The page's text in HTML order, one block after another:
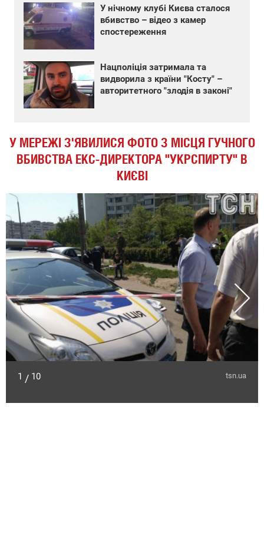
У нічному клубі Києва сталося
вбивство – відео з камер
спостереження
Нацполіція затримала та
видворила з країни "Косту" –
авторитетного "злодія в законі"
У МЕРЕЖІ З'ЯВИЛИСЯ ФОТО З МІСЦЯ ГУЧНОГО
ВБИВСТВА ЕКС-ДИРЕКТОРА "УКРСПИРТУ" В
КИЄВІ
1 / 10 tsn.ua